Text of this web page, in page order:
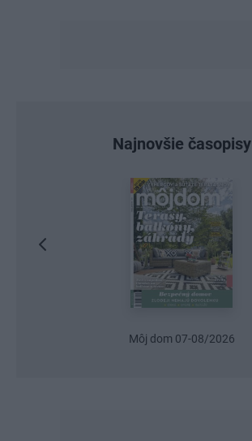
Najnovšie časopisy
Môj dom 07-08/2026